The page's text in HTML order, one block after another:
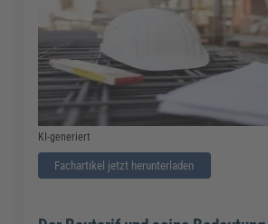
KI-generiert
Fachartikel jetzt herunterladen